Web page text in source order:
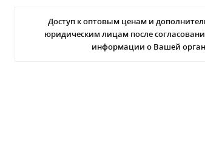
Доступ к оптовым ценам и
юридическим лицам после
информации о Вашей